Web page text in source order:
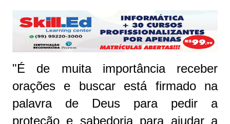
"É de muita importância receber
orações e buscar está firmado na
palavra de Deus para pedir a
proteção e sabedoria para ajudar a